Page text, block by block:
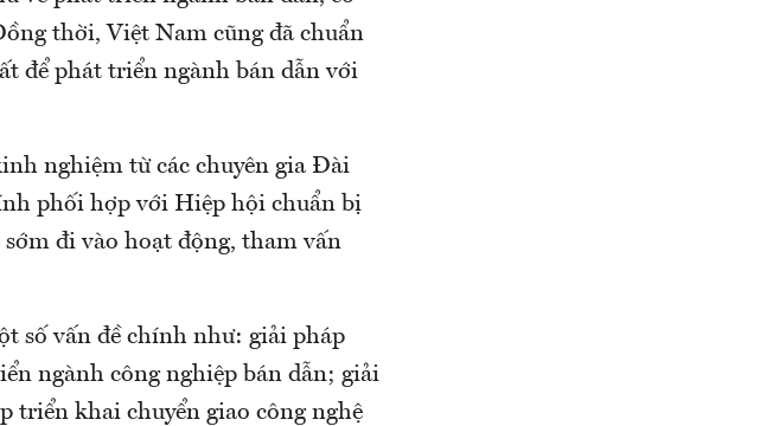
thời, Việt Nam cũng đã chuẩn
để phát triển ngành bán dẫn với
nghiệm từ các chuyên gia Đài
phối hợp với Hiệp hội chuẩn bị
đi vào hoạt động, tham vấn
số vấn đề chính như: giải pháp
ngành công nghiệp bán dẫn; giải
triển khai chuyển giao công nghệ